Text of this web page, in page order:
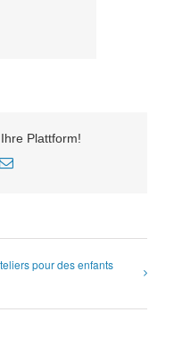
Plattform!
E-
pour des enfants